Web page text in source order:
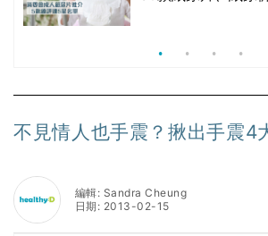
不見情人也手震？揪出手震4
編輯: Sandra Cheung
日期: 2013-02-15